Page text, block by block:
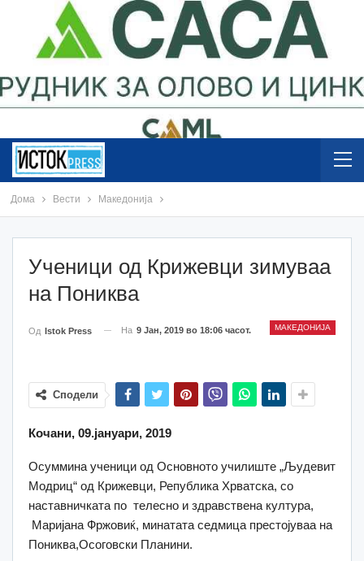
Дома Вести Македонија
Ученици од Крижевци зимуваа
на Пониква
МАКЕДОНИЈА
Од Istok Press На 9 Јан, 2019 во 18:06 часот.
Сподели
Кочани, 09.јануари, 2019
Осуммина ученици од Основното училиште „Људевит
Модриц“ од Крижевци, Република Хрватска, со
наставничката по телесно и здравствена култура,
Маријана Фржовиќ, минатата седмица престојуваа на
Пониква,Осоговски Планини.